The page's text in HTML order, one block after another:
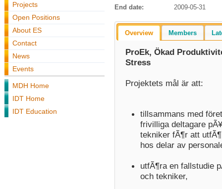
Projects
Open Positions
About ES
Contact
News
Events
MDH Home
IDT Home
IDT Education
End date:
2009-05-31
Overview Members
ProEk, Ökad
Stress
Projektets mål är att:
tillsammans med
frivilliga deltagare
tekniker fÃ¶r att
hos delar av
utfÃ¶ra en fallstudie
och tekniker,